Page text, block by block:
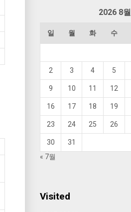
2026 8월
일 월 화 수
2 3 4 5
9 10 11 12
16 17 18 19
23 24 25 26
30
31
« 7월
Visited